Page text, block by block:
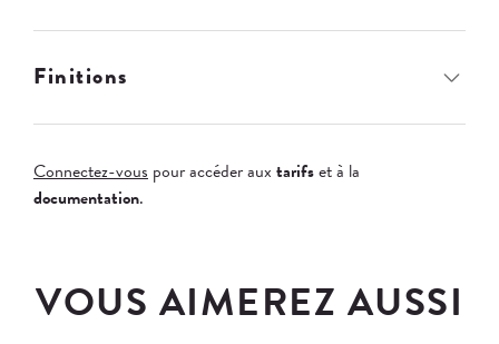
Finitions
Connectez-vous pour accéder aux tarifset à la
documentation.
VOUS AIMEREZ AUSSI